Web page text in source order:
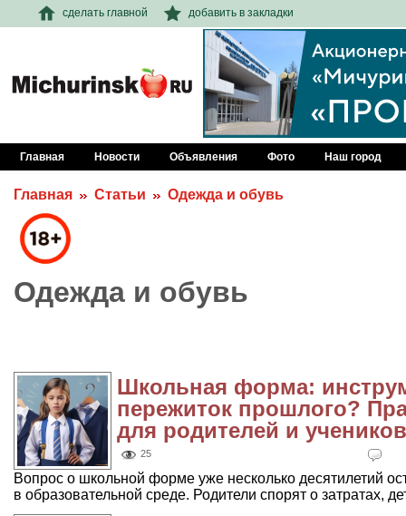
сделать главной добавить в закладки
Главная Новости Объявления Фото Наш город
Главная Статьи Одежда и обувь
Одежда и обувь
Школьная форма:
пережиток прошлого?
для родителей и учеников
25
Вопрос о школьной форме уже несколько десятилетий
в образовательной среде. Родители спорят о затратах,